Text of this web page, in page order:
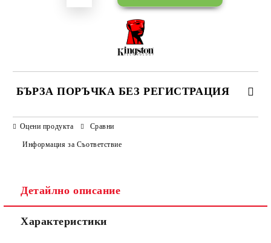
БЪРЗА ПОРЪЧКА БЕЗ РЕГИСТРАЦИЯ
САМО ПОПЪЛНЕТЕ 3 ПОЛЕТА
Оцени продукта Сравни
Информация за Съответствие
Детайлно описание
Характеристики